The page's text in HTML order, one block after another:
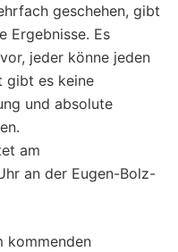
geschehen, gibt
Ergebnisse. Es
jeder könne jeden
gibt es keine
und absolute
am
an der Eugen-Bolz-
kommenden